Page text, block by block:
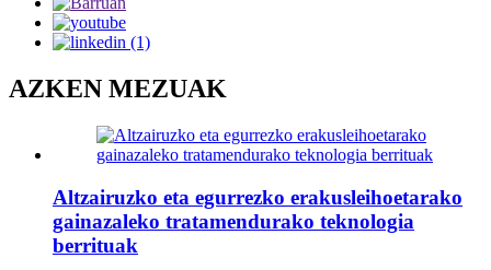
AZKEN MEZUAK
Altzairuzko eta egurrezko erakusleihoetarako
gainazaleko tratamendurako teknologia
berrituak